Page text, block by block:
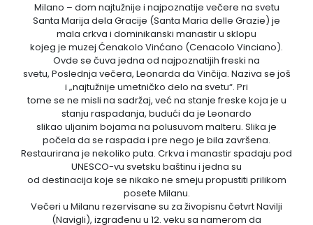
Milano – dom najtužnije i najpoznatije večere na svetu
Santa Marija dela Gracije (Santa Maria delle Grazie) je
mala crkva i dominikanski manastir u sklopu
kojeg je muzej Ćenakolo Vinćano (Cenacolo Vinciano).
Ovde se čuva jedna od najpoznatijih freski na
svetu, Poslednja večera, Leonarda da Vinčija. Naziva se još
i „najtužnije umetničko delo na svetu“. Pri
tome se ne misli na sadržaj, već na stanje freske koja je u
stanju raspadanja, budući da je Leonardo
slikao uljanim bojama na polusuvom malteru. Slika je
počela da se raspada i pre nego je bila završena.
Restaurirana je nekoliko puta. Crkva i manastir spadaju pod
UNESCO-vu svetsku baštinu i jedna su
od destinacija koje se nikako ne smeju propustiti prilikom
posete Milanu.
Večeri u Milanu rezervisane su za živopisnu četvrt Navilji
(Navigli), izgrađenu u 12. veku sa namerom da